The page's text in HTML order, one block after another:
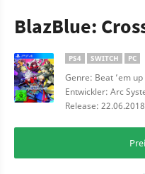
BlazBlue:
PS4 SWITCH PC
Genre: Beat ’em up
Entwickler: Arc
Release: